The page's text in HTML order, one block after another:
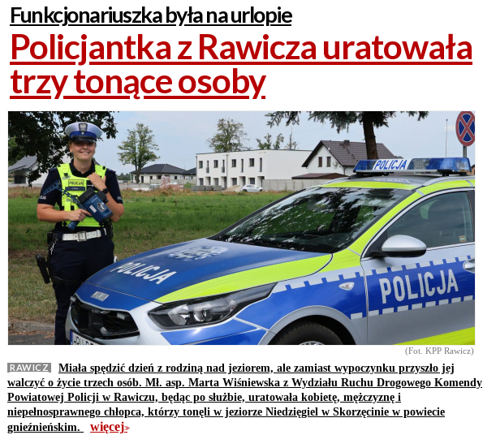
Funkcjonariuszka była na urlopie
Policjantka z Rawicza uratowała
trzy tonące osoby
(Fot. KPP Rawicz)
RAWICZ
Miała spędzić dzień z rodziną nad jeziorem, ale zamiast wypoczynku przyszło jej
walczyć o życie trzech osób. Mł. asp. Marta Wiśniewska z Wydziału Ruchu Drogowego Komendy
Powiatowej Policji w Rawiczu, będąc po służbie, uratowała kobietę, mężczyznę i
niepełnosprawnego chłopca, którzy tonęli w jeziorze Niedzięgiel w Skorzęcinie w powiecie
gnieźnieńskim.
więcej>>